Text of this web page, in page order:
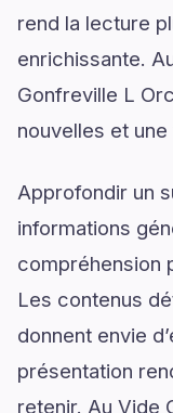
rend la lecture
enrichissante.
Gonfreville L
nouvelles et
Approfondir un
informations
compréhension
Les contenus
donnent envie
présentation
retenir. Au Vide